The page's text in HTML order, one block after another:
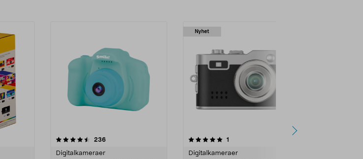
236anmeldelser
Digitalkameraer
Nyhet
5.0 av 5 stjerner 1
Digitalkameraer
0.0 av 5 stjerner